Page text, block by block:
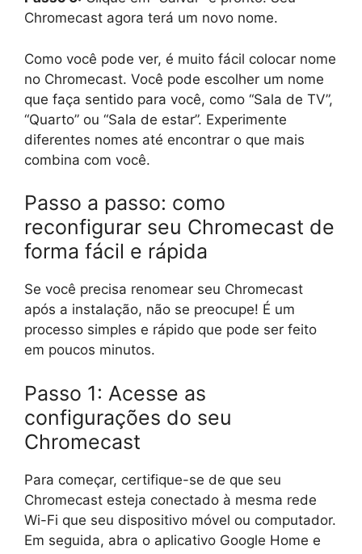
Chromecast agora terá um novo nome.
Como você pode ver, é muito fácil colocar nome
no Chromecast. Você pode escolher um nome
que faça sentido para você, como “Sala de TV”,
“Quarto” ou “Sala de estar”. Experimente
diferentes nomes até encontrar o que mais
combina com você.
Passo a passo: como
reconfigurar seu Chromecast de
forma fácil e rápida
Se você precisa renomear seu Chromecast
após a instalação, não se preocupe! É um
processo simples e rápido que pode ser feito
em poucos minutos.
Passo 1: Acesse as
configurações do seu
Chromecast
Para começar, certifique-se de que seu
Chromecast esteja conectado à mesma rede
Wi-Fi que seu dispositivo móvel ou computador.
Em seguida, abra o aplicativo Google Home e